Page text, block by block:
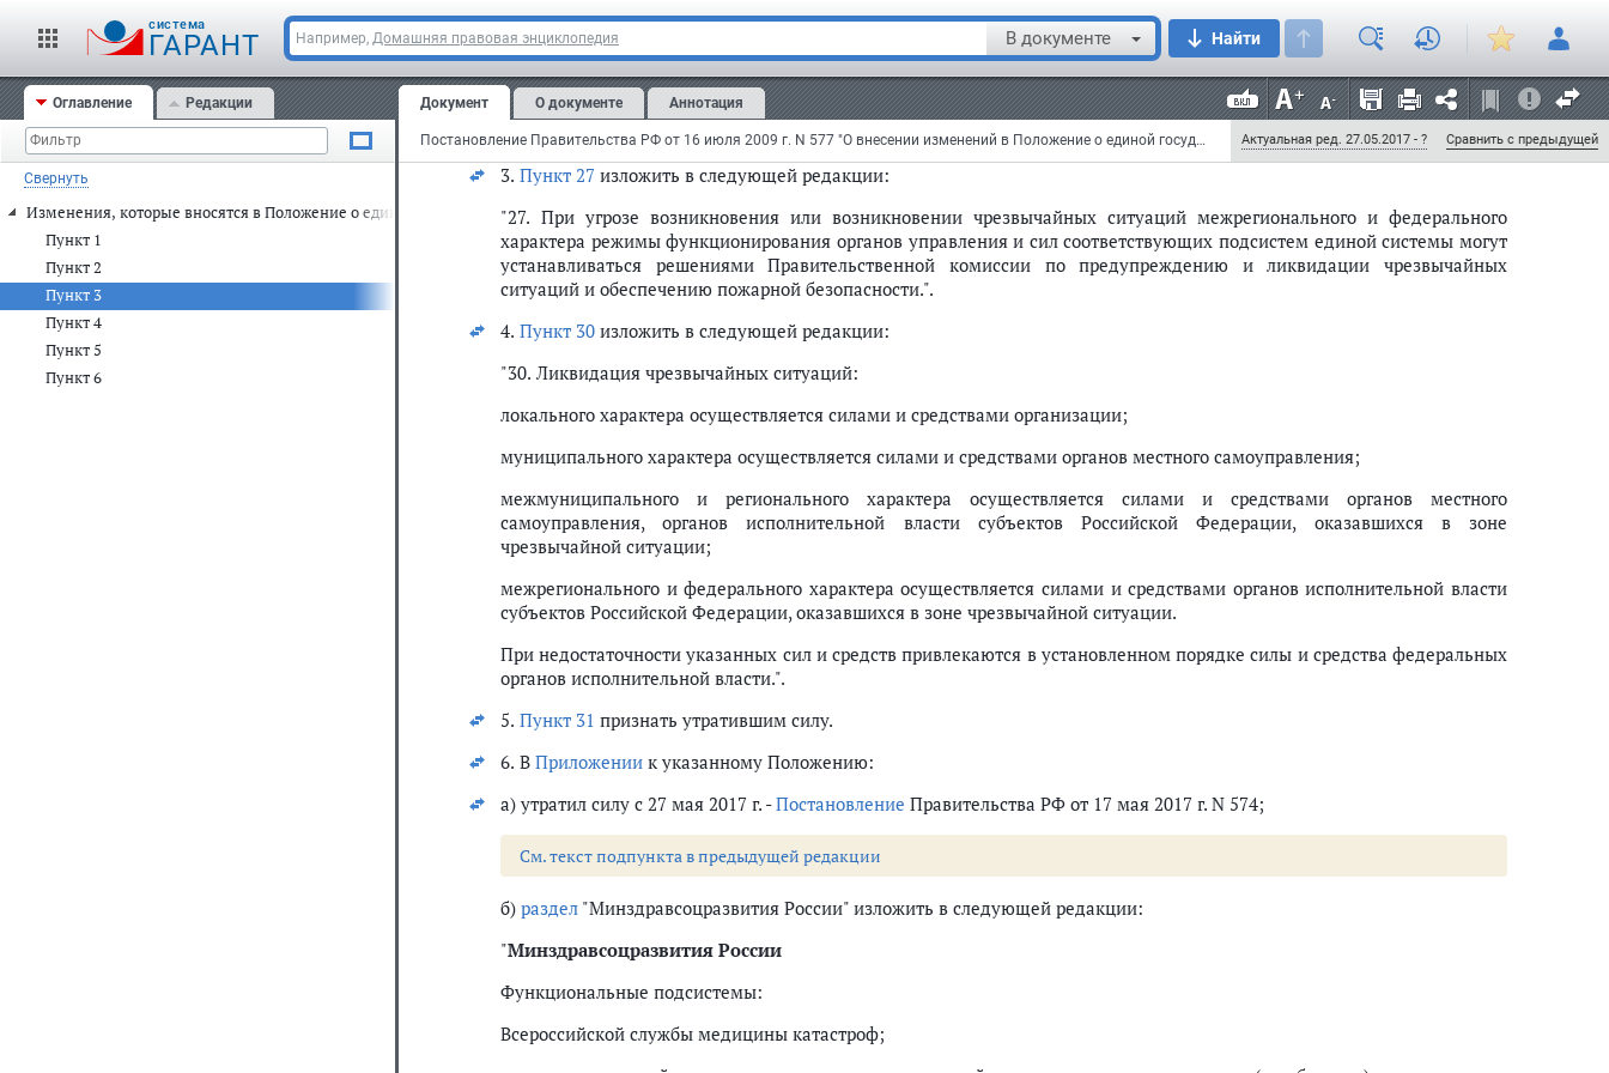
cистема
ГАРАНТ Например, Домашняя правовая энциклопедия В документе Найти
Оглавление Редакции
Свернуть
Изменения, которые вносятся в Положение о единой государственной системе предупреждения и ликвидации чрезвычайных ситуаций
Пункт 1
Пункт 2
Пункт 3
Пункт 4
Пункт 5
Пункт 6
Документ О документе Аннотация
Постановление Правительства РФ от 16 июля 2009 г. N 577 "О внесении изменений в Положение о единой государственной системе предупреждения и ликвидации чрезвычайных ситуаций" (с изменениями и дополнениями) Актуальная ред. 27.05.2017 - ? Сравнить с предыдущей
Органы повседневного управления единой системы создаются и осуществляют свою деятельность в соответствии с
законодательством Российской Федерации.
Компетенция и полномочия органов повседневного управления единой системы определяются соответствующими
положениями о них или уставами указанных органов управления.".
3. Пункт 27 изложить в следующей редакции:
"27. При угрозе возникновения или возникновении чрезвычайных ситуаций межрегионального и федерального
характера режимы функционирования органов управления и сил соответствующих подсистем единой системы могут
устанавливаться решениями Правительственной комиссии по предупреждению и ликвидации чрезвычайных
ситуаций и обеспечению пожарной безопасности.".
4. Пункт 30 изложить в следующей редакции:
"30. Ликвидация чрезвычайных ситуаций:
локального характера осуществляется силами и средствами организации;
муниципального характера осуществляется силами и средствами органов местного самоуправления;
межмуниципального и регионального характера осуществляется силами и средствами органов местного
самоуправления, органов исполнительной власти субъектов Российской Федерации, оказавшихся в зоне
чрезвычайной ситуации;
межрегионального и федерального характера осуществляется силами и средствами органов исполнительной власти
субъектов Российской Федерации, оказавшихся в зоне чрезвычайной ситуации.
При недостаточности указанных сил и средств привлекаются в установленном порядке силы и средства федеральных
органов исполнительной власти.".
5. Пункт 31 признать утратившим силу.
6. В Приложении к указанному Положению:
а) утратил силу с 27 мая 2017 г. -Постановление Правительства РФ от 17 мая 2017 г. N 574;
См. текст подпункта в предыдущей редакции
б) раздел "Минздравсоцразвития России" изложить в следующей редакции:
"Минздравсоцразвития России
Функциональные подсистемы:
Всероссийской службы медицины катастроф;